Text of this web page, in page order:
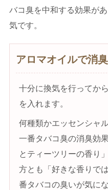
バコ臭を中和する効果が
気です。
アロマオイルで消
十分に換気を行ってか
を入れます。
何種類かエッセンシャ
一番タバコ臭の消臭効
とティーツリーの香り
方とも「好きな香りで
番タバコの臭いが気に